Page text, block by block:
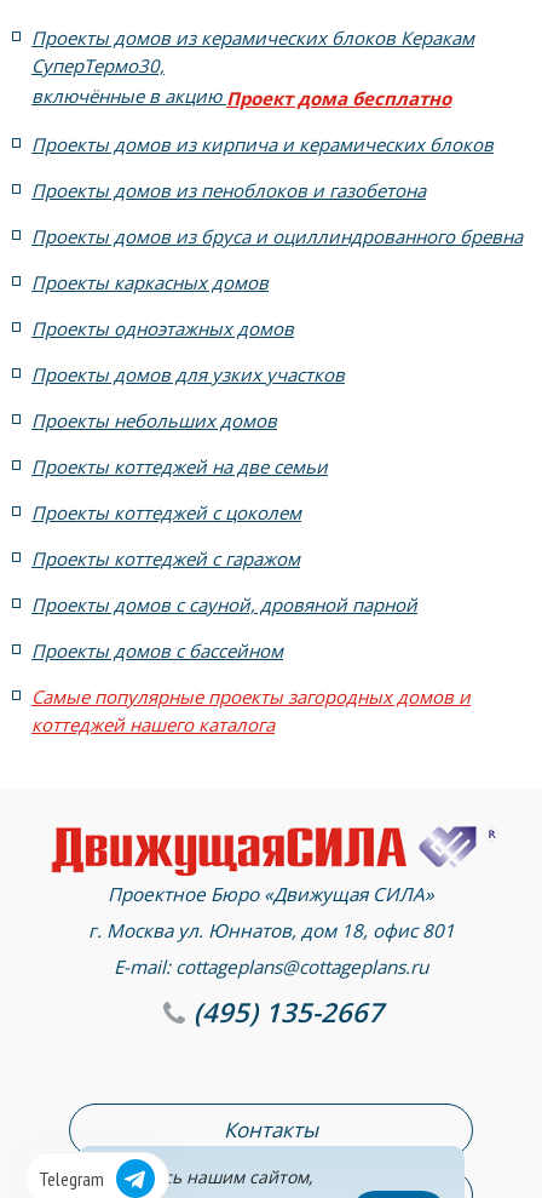
Telegram
6 спален с котельной 5 спален с цоколем и террасой
4 спальни с цоколем габариты 10 на 15
жилых в стиле Райта с 5 комнатами
жилых в английском стиле
жилых в современном стиле с террасой
жилых в стиле Райта с террасой
с террасой, 5 комнатами и эркером
Проекты домов из керамических блоков Керакам
СуперТермо30,
включённые в акциюПроект дома бесплатно
Проекты домов из кирпича и керамических блоков
Проекты домов из пеноблоков и газобетона
Проекты домов из бруса и оциллиндрованного бревна
Проекты каркасных домов
Проекты одноэтажных домов
Проекты домов для узких участков
Проекты небольших домов
Проекты коттеджей на две семьи
Проекты коттеджей с цоколем
Проекты коттеджей с гаражом
Проекты домов с сауной, дровяной парной
Проекты домов с бассейном
Самые популярные проекты загородных домов и
коттеджей нашего каталога
Проектное Бюро «Движущая СИЛА»
г. Москва ул. Юннатов, дом 18, офис 801
E-mail: cottageplans@cottageplans.ru
Контакты
(495)135-2667
Пользуясь нашим сайтом,